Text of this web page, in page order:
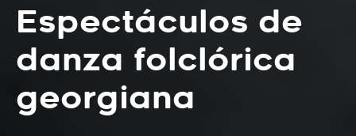
Espectáculos de
danza folclórica
georgiana